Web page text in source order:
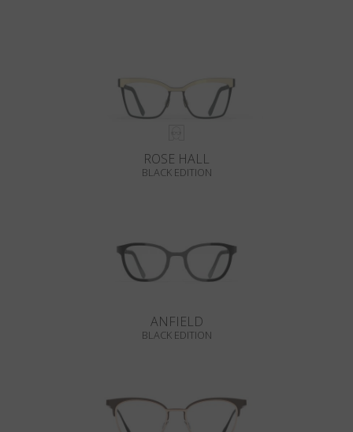
ROSE HALL
BLACK EDITION
ANFIELD
BLACK EDITION